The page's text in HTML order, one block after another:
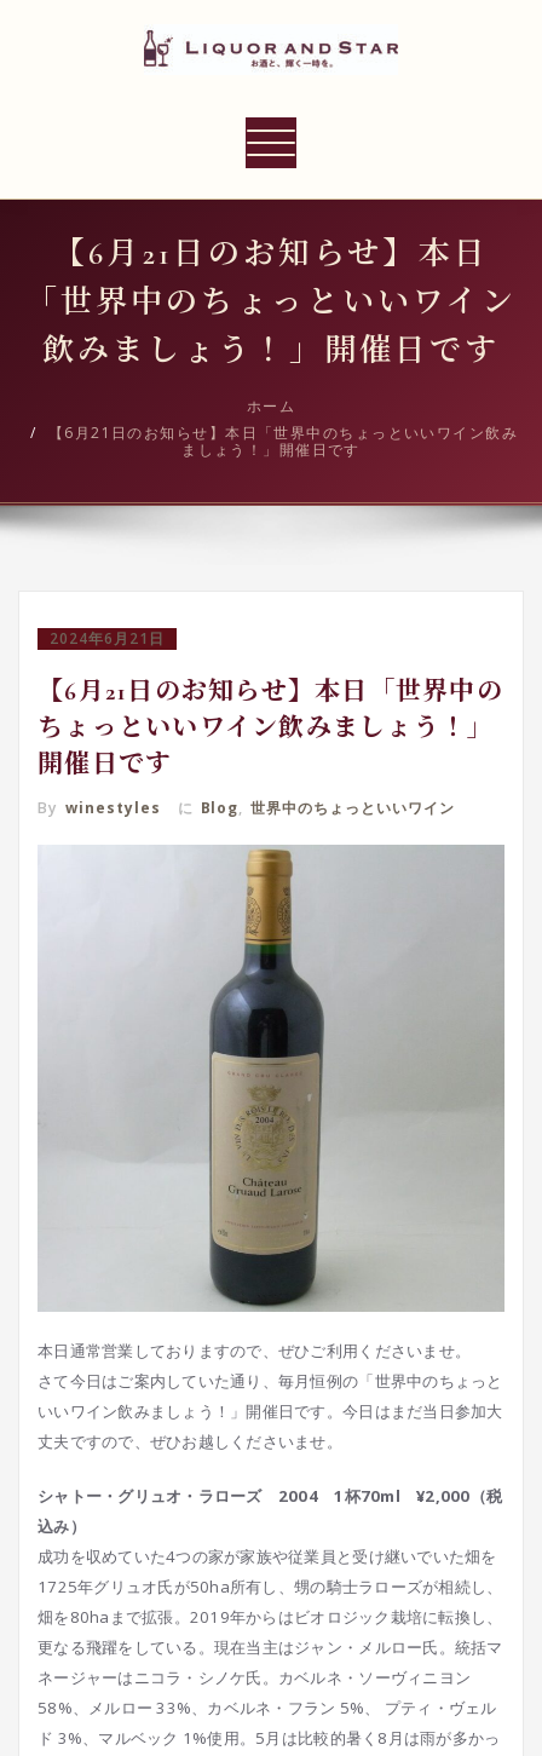
プ
LIQUOR AND STAR
ナ
ー
ョ
ン
り
替
【6月21日のお知らせ】本日
「世界中のちょっといいワイン
飲みましょう！」開催日です
ホーム
【6月21日のお知らせ】本日「世界中のちょっといいワイン飲み
ましょう！」開催日です
2024年6月21日
【6月21日のお知らせ】本日「世界中の
ちょっといいワイン飲みましょう！」
開催日です
By winestyles に Blog, 世界中のちょっといいワイン
本日通常営業しておりますので、ぜひご利用くださいませ。
さて今日はご案内していた通り、毎月恒例の「世界中のちょっと
いいワイン飲みましょう！」開催日です。今日はまだ当日参加大
丈夫ですので、ぜひお越しくださいませ。
シャトー・グリュオ・ラローズ 2004 1杯70ml ¥2,000（税
込み）
成功を収めていた4つの家が家族や従業員と受け継いでいた畑を
1725年グリュオ氏が50ha所有し、甥の騎士ラローズが相続し、
畑を80haまで拡張。2019年からはビオロジック栽培に転換し、
更なる飛躍をしている。現在当主はジャン・メルロー氏。統括マ
ネージャーはニコラ・シノケ氏。カベルネ・ソーヴィニヨン
58%、メルロー 33%、カベルネ・フラン 5%、 プティ・ヴェル
ド 3%、マルベック 1%使用。5月は比較的暑く8月は雨が多かっ